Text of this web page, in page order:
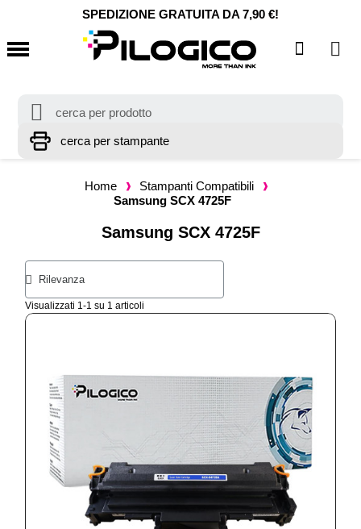
SPEDIZIONE GRATUITA DA 7,90 €!
Home
Stampanti Compatibili
Samsung SCX 4725F
Samsung SCX 4725F
Visualizzati 1-1 su 1 articoli